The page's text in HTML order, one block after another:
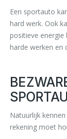
Een sportauto
hard werk. Ook
positieve energie
harde werken en
Natuurlijk
rekening moet